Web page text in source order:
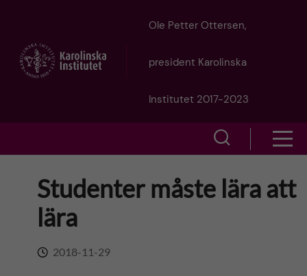
t
Ole Petter Ottersen,
president Karolinska
Institutet 2017-2023
o
Studenter måste lära att
lära
2018-11-29